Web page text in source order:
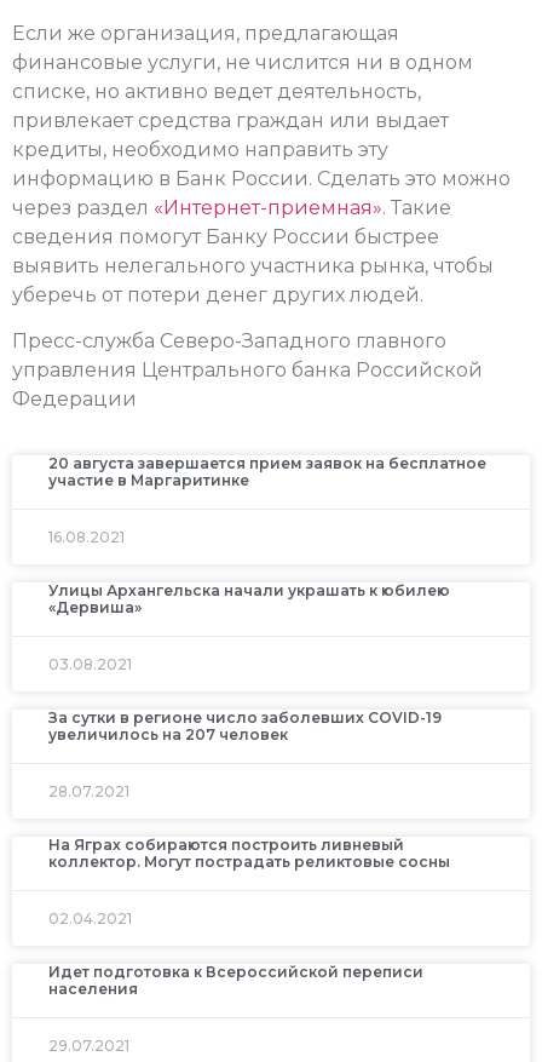
Если же организация, предлагающая
финансовые услуги, не числится ни в одном
списке, но активно ведет деятельность,
привлекает средства граждан или выдает
кредиты, необходимо направить эту
информацию в Банк России. Сделать это можно
через раздел «Интернет-приемная». Такие
сведения помогут Банку России быстрее
выявить нелегального участника рынка, чтобы
уберечь от потери денег других людей.
Пресс-служба Северо-Западного главного
управления Центрального банка Российской
Федерации
20 августа завершается прием заявок на бесплатное
участие в Маргаритинке
16.08.2021
Улицы Архангельска начали украшать к юбилею
«Дервиша»
03.08.2021
За сутки в регионе число заболевших COVID-19
увеличилось на 207 человек
28.07.2021
На Яграх собираются построить ливневый
коллектор. Могут пострадать реликтовые сосны
02.04.2021
Идет подготовка к Всероссийской переписи
населения
29.07.2021